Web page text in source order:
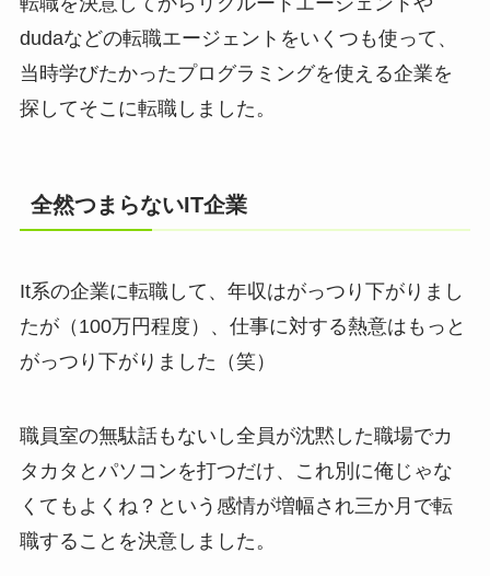
dudaなどの転職エージェントをいくつも使って、
当時学びたかったプログラミングを使える企業を
探してそこに転職しました。
全然つまらないIT企業
It系の企業に転職して、年収はがっつり下がりまし
たが（100万円程度）、仕事に対する熱意はもっと
がっつり下がりました（笑）
職員室の無駄話もないし全員が沈黙した職場でカ
タカタとパソコンを打つだけ、これ別に俺じゃな
くてもよくね？という感情が増幅され三か月で転
職することを決意しました。